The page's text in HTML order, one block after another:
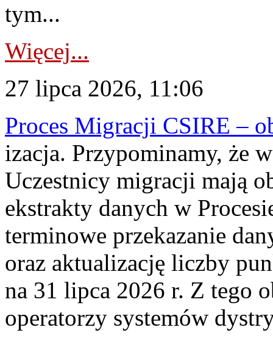
tym...
Więcej...
27 lipca 2026, 11:06
Proces Migracji CSIRE –
izacja. Przypominamy, że
Uczestnicy migracji mają
ekstrakty danych w
terminowe przekazanie
oraz aktualizację liczby
na 31 lipca 2026 r. Z tego
operatorzy systemów